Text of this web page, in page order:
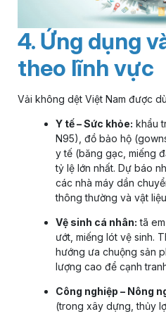
4. Ứng dụng
theo lĩnh vực
Vải không dệt Việt Nam được
Y tế – Sức khỏe: khẩu
N95), đồ bảo hộ
y tế (băng gạc, miếng
tỷ lệ lớn nhất. Dự báo
các nhà máy dần
thông thường và vật
Vệ sinh cá nhân: tã
ướt, miếng lót vệ sinh.
hướng ưa chuộng sản
lượng cao để cạnh
Công nghiệp – Nông
(trong xây dựng, thủy